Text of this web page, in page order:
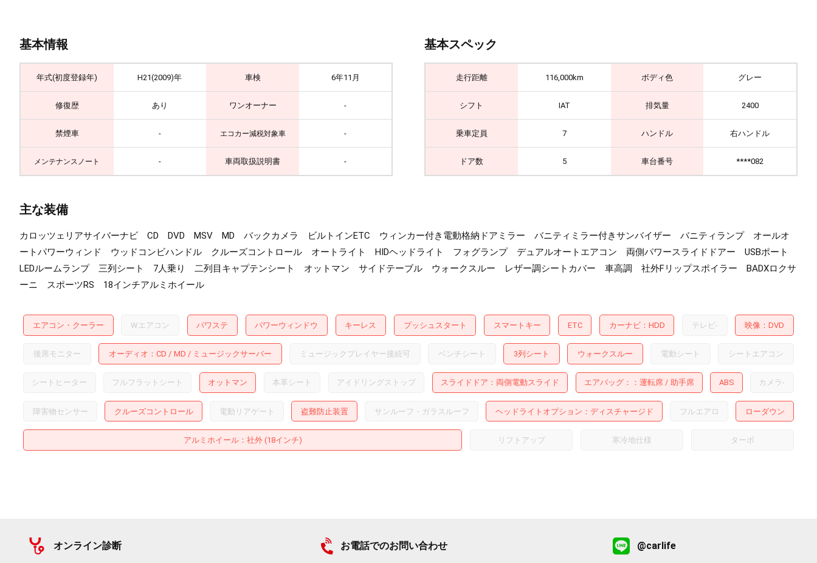
基本情報
年式(初度登録年) H21(2009)年 車検 6年11月
修復歴 あり ワンオーナー -
禁煙車 - エコカー減税対象車 -
メンテナンスノート - 車両取扱説明書 -
基本スペック
走行距離 116,000km ボディ色 グレー
シフト IAT 排気量 2400
乗車定員 7 ハンドル 右ハンドル
ドア数 5 車台番号 ****082
主な装備
カロッツェリアサイバーナビ CD DVD MSV MD バックカメラ ビルトインETC ウィンカー付き電動格納ドアミラー バニティミラー付きサンバイザー バニティランプ オールオ
ートパワーウィンド ウッドコンビハンドル クルーズコントロール オートライト HIDヘッドライト フォグランプ デュアルオートエアコン 両側パワースライドドアー USBポート
LEDルームランプ 三列シート 7人乗り 二列目キャプテンシート オットマン サイドテーブル ウォークスルー レザー調シートカバー 車高調 社外Fリップスポイラー BADXロクサ
ーニ スポーツRS 18インチアルミホイール
エアコン・クーラー Wエアコン パワステ パワーウィンドウ キーレス プッシュスタート スマートキー ETC カーナビ HDD テレビ- 映像 DVD
後席モニター オーディオ CD MD ミュージックサーバー ミュージックプレイヤー接続可 ベンチシート 3列シート ウォークスルー 電動シート シートエアコン
シートヒーター フルフラットシート オットマン 本革シート アイドリングストップ スライドドア 両側電動スライド エアバッグ： 運転席 助手席 ABS カメラ-
障害物センサー クルーズコントロール 電動リアゲート 盗難防止装置 サンルーフ・ガラスルーフ ヘッドライトオプション ディスチャージド フルエアロ ローダウン
アルミホイール：社外 (18インチ) リフトアップ 寒冷地仕様 ターボ
オンライン診断 お電話でのお問い合わせ @carlife